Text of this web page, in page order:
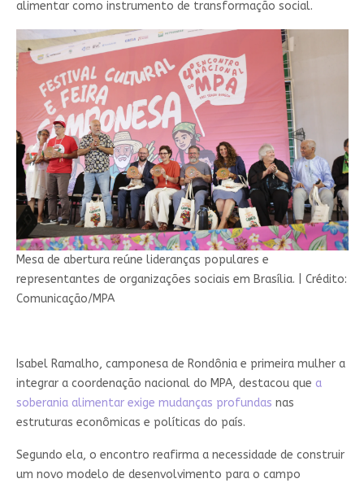
alimentar como instrumento de transformação social.
Mesa de abertura reúne lideranças populares e
representantes de organizações sociais em Brasília.
Crédito:
Comunicação/MPA
Isabel Ramalho, camponesa de Rondônia e primeira mulher a
integrar a coordenação nacional do MPA, destacou que a
soberania alimentar exige mudanças profundas nas
estruturas econômicas e políticas do país.
Segundo ela, o encontro reafirma a necessidade de construir
um novo modelo de desenvolvimento para o campo